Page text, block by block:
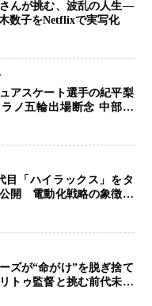
んが挑む、波乱の人生―
数子をNetflixで実写化
アスケート選手の紀平梨
ノ五輪出場断念 中部選
表「安全最優先の判断」
目「ハイラックス」をタ
開 電動化戦略の象徴と
ルを初設定
ズが“命がけ”を脱ぎ捨て
トゥ監督と挑む前代未聞
ディ「DIGGER ディガ